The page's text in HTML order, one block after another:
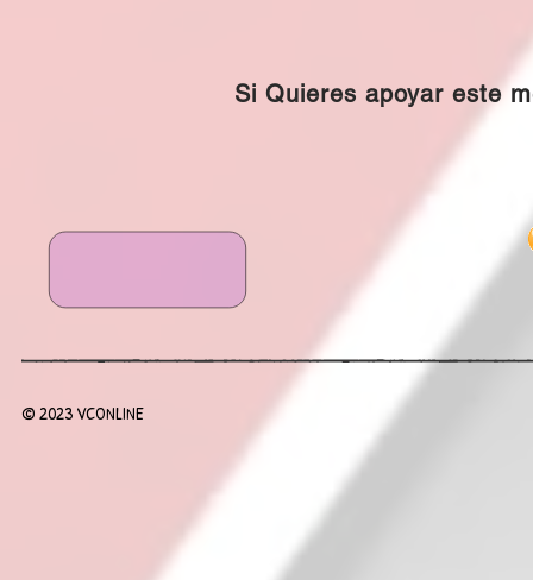
Si Quieres apoyar este
© 2023 VCONLINE